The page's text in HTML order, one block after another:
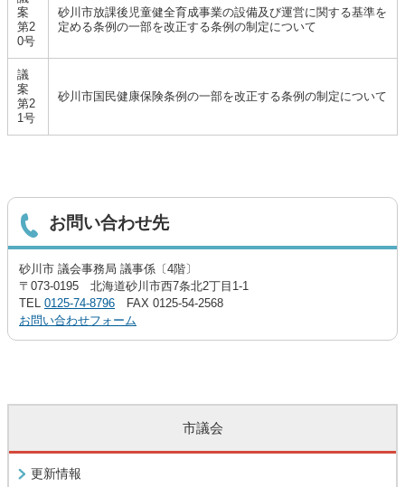
案
第2
0号
砂川市放課後児童健全育成事業の設備及び運営に関する基準を
定める条例の一部を改正する条例の制定について
議
案
第2
1号
砂川市国民健康保険条例の一部を改正する条例の制定について
お問い合わせ先
砂川市 議会事務局 議事係〔4階〕
〒073-0195 北海道砂川市西7条北2丁目1-1
TEL 0125-74-8796 FAX 0125-54-2568
お問い合わせフォーム
市議会
更新情報